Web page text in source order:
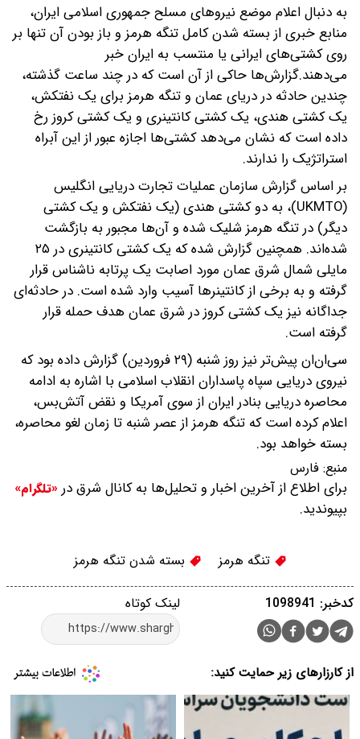
به دنبال اعلام موضع نیروهای مسلح جمهوری اسلامی ایران،
منابع خبری از بسته شدن کامل تنگه هرمز و باز بودن آن تنها بر
روی کشتی‌های ایرانی یا منتسب به ایران خبر
می‌دهند.گزارش‌ها حاکی از آن است که در چند ساعت گذشته،
چندین حادثه در دریای عمان و تنگه هرمز برای یک نفتکش،
یک کشتی هندی، یک کشتی کانتینری و یک کشتی کروز رخ
داده است که نشان می‌دهد کشتی‌ها اجازه عبور از این آبراه
استراتژیک را ندارند.
بر اساس گزارش سازمان عملیات تجارت دریایی انگلیس
(UKMTO)، به دو کشتی هندی (یک نفتکش و یک کشتی
دیگر) در تنگه هرمز شلیک شده و آن‌ها مجبور به بازگشت
شده‌اند. همچنین گزارش شده که یک کشتی کانتینری در ۲۵
مایلی شمال شرق عمان مورد اصابت یک پرتابه ناشناس قرار
گرفته و به برخی از کانتینرها آسیب وارد شده است. در حادثه‌ای
جداگانه نیز یک کشتی کروز در شرق عمان هدف حمله قرار
گرفته است.
سی‌ان‌ان پیش‌تر نیز روز شنبه (۲۹ فروردین) گزارش داده بود که
نیروی دریایی سپاه پاسداران انقلاب اسلامی با اشاره به ادامه
محاصره دریایی بنادر ایران از سوی آمریکا و نقض آتش‌بس،
اعلام کرده است که تنگه هرمز از عصر شنبه تا زمان لغو محاصره،
بسته خواهد بود.
منبع: فارس
برای اطلاع از آخرین اخبار و تحلیل‌ها به کانال شرق در «تلگرام»
بپیوندید.
تنگه هرمز بسته شدن تنگه هرمز
لینک کوتاه کدخبر: 1098941
از کارزارهای زیر حمایت کنید: